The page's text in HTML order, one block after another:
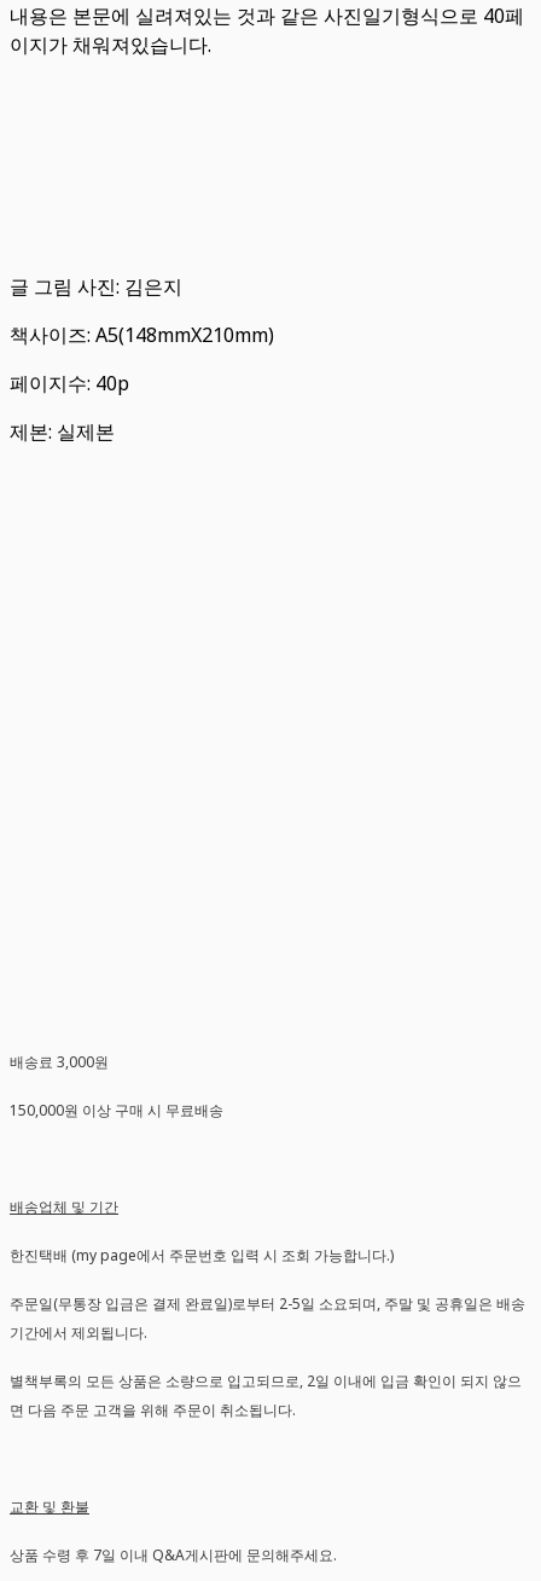
내용은 본문에 실려져있는 것과 같은 사진일기형식으로 40페
이지가 채워져있습니다.
글 그림 사진: 김은지
책사이즈: A5(148mmX210mm)
페이지수: 40p
제본: 실제본
배송료 3,000원
150,000원 이상 구매 시 무료배송
배송업체 및 기간
한진택배 (my page에서 주문번호 입력 시 조회 가능합니다.)
주문일(무통장 입금은 결제 완료일)로부터 2-5일 소요되며, 주말 및 공휴일은 배송
기간에서 제외됩니다.
별책부록의 모든 상품은 소량으로 입고되므로, 2일 이내에 입금 확인이 되지 않으
면 다음 주문 고객을 위해 주문이 취소됩니다.
교환 및 환불
상품 수령 후 7일 이내 Q&A게시판에 문의해주세요.